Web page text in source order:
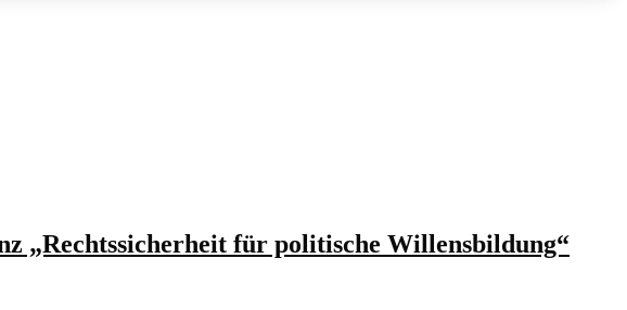
„Rechtssicherheit für politische Willensbildung“